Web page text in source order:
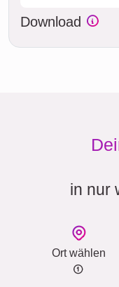
Download
in nur
Ort wählen